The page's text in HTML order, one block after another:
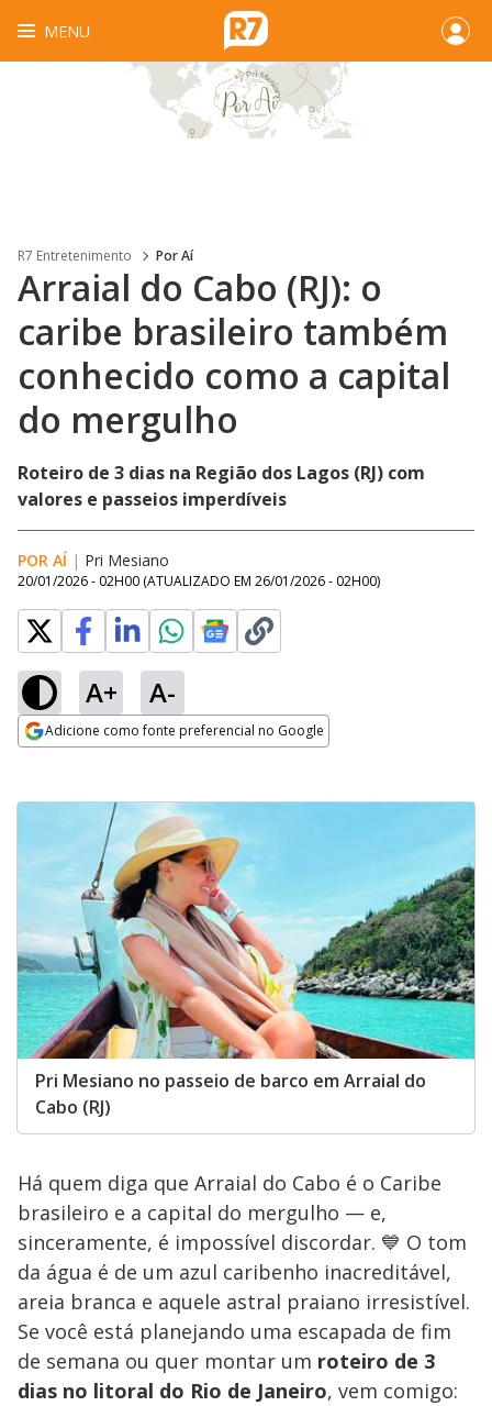
MENU
R7 Entretenimento Por Aí
Arraial do Cabo (RJ): o
caribe brasileiro também
conhecido como a capital
do mergulho
Roteiro de 3 dias na Região dos Lagos (RJ) com
valores e passeios imperdíveis
POR AÍ | Pri Mesiano
20/01/2026 - 02H00 (ATUALIZADO EM 26/01/2026 - 02H00)
A+ A-
Adicione como fonte preferencial no Google
Pri Mesiano no passeio de barco em Arraial do
Cabo (RJ)
Há quem diga que Arraial do Cabo é o Caribe
brasileiro e a capital do mergulho — e,
sinceramente, é impossível discordar. 💙 O tom
da água é de um azul caribenho inacreditável,
areia branca e aquele astral praiano irresistível.
Se você está planejando uma escapada de fim
de semana ou quer montar um roteiro de 3
dias no litoral do Rio de Janeiro, vem comigo: